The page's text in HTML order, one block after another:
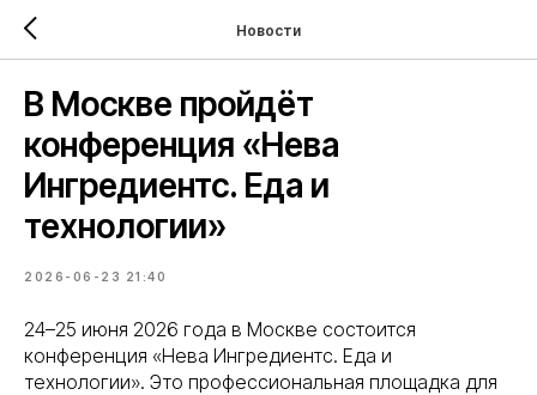
Новости
В Москве пройдёт
конференция «Нева
Ингредиентс. Еда и
технологии»
2026-06-23 21:40
24–25 июня 2026 года в Москве состоится
конференция «Нева Ингредиентс. Еда и
технологии». Это профессиональная площадка для